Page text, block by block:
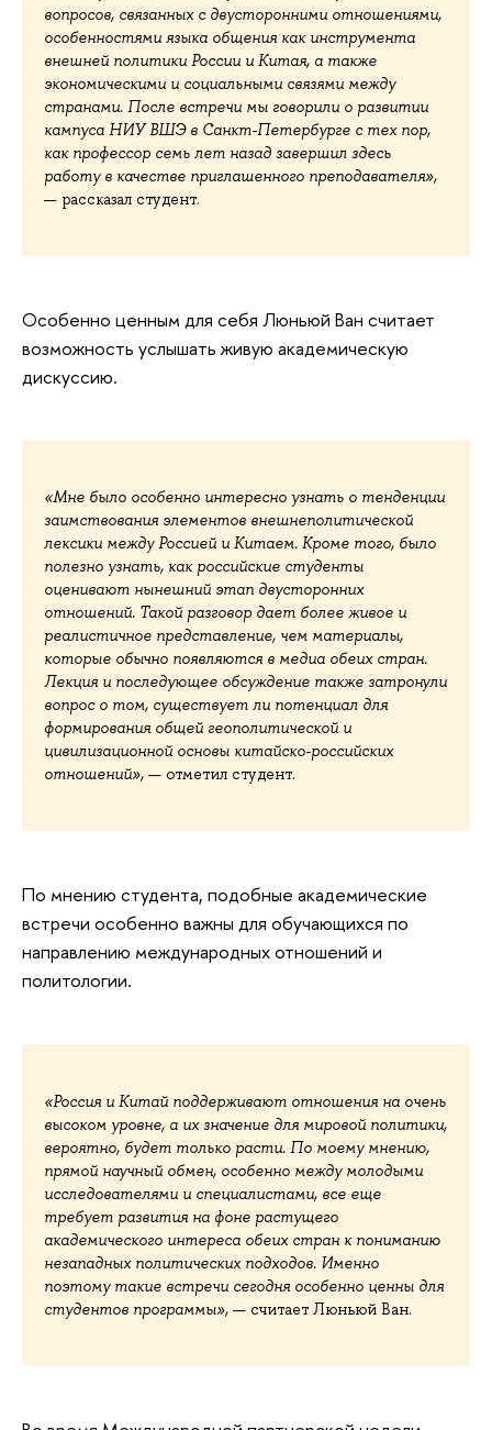
вопросов, связанных с двусторонними отношениями,
особенностями языка общения как инструмента
внешней политики России и Китая, а также
экономическими и социальными связями между
странами. После встречи мы говорили о развитии
кампуса НИУ ВШЭ в Санкт-Петербурге с тех пор,
как профессор семь лет назад завершил здесь
работу в качестве приглашенного преподавателя»,
— рассказал студент.
Особенно ценным для себя Люньюй Ван считает
возможность услышать живую академическую
дискуссию.
«Мне было особенно интересно узнать о тенденции
заимствования элементов внешнеполитической
лексики между Россией и Китаем. Кроме того, было
полезно узнать, как российские студенты
оценивают нынешний этап двусторонних
отношений. Такой разговор дает более живое и
реалистичное представление, чем материалы,
которые обычно появляются в медиа обеих стран.
Лекция и последующее обсуждение также затронули
вопрос о том, существует ли потенциал для
формирования общей геополитической и
цивилизационной основы китайско-российских
отношений», — отметил студент.
По мнению студента, подобные академические
встречи особенно важны для обучающихся по
направлению международных отношений и
политологии.
«Россия и Китай поддерживают отношения на очень
высоком уровне, а их значение для мировой политики,
вероятно, будет только расти. По моему мнению,
прямой научный обмен, особенно между молодыми
исследователями и специалистами, все еще
требует развития на фоне растущего
академического интереса обеих стран к пониманию
незападных политических подходов. Именно
поэтому такие встречи сегодня особенно ценны для
студентов программы», — считает Люньюй Ван.